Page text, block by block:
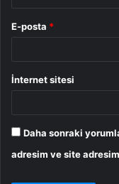
E-posta *
İnternet sitesi
Daha sonraki
adresim ve site